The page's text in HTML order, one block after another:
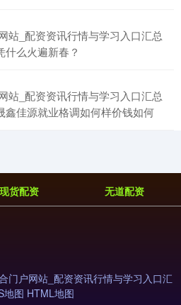
站_配资资讯行情与学习入口汇总
什么火遍新春？
站_配资资讯行情与学习入口汇总
鑫佳源就业格调如何样价钱如何
现货配资 无道配资
门户网站_配资资讯行情与学习入口汇
地图 HTML地图